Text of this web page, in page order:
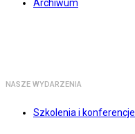
Archiwum
NASZE WYDARZENIA
Szkolenia i konferencje